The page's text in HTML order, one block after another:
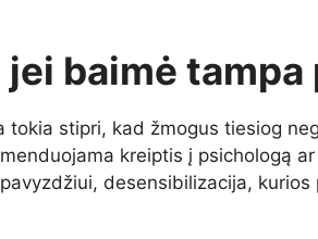
jei baimė
tokia stipri, kad žmogus tiesiog
kreiptis į psichologą
desensibilizacija,